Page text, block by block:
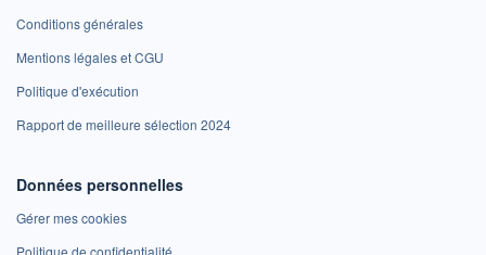
Conditions générales
Mentions légales et CGU
Politique d'exécution
Rapport de meilleure sélection 2024
Données personnelles
Gérer mes cookies
Politique de confidentialité